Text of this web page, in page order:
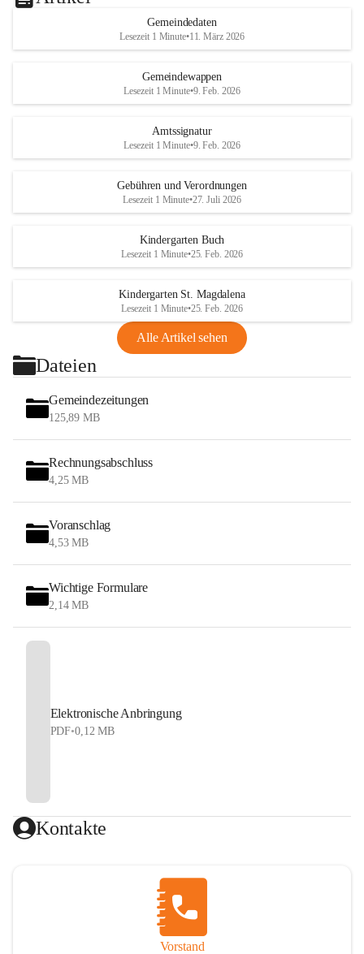
Gemeindedaten
Lesezeit 1 Minute•11. März 2026
Gemeindewappen
Lesezeit 1 Minute•9. Feb. 2026
Amtssignatur
Lesezeit 1 Minute•9. Feb. 2026
Gebühren und Verordnungen
Lesezeit 1 Minute•27. Juli 2026
Kindergarten Buch
Lesezeit 1 Minute•25. Feb. 2026
Kindergarten St. Magdalena
Lesezeit 1 Minute•25. Feb. 2026
Alle Artikel sehen
Dateien
Gemeindezeitungen
125,89 MB
Rechnungsabschluss
4,25 MB
Voranschlag
4,53 MB
Wichtige Formulare
2,14 MB
Elektronische Anbringung
PDF•0,12 MB
Kontakte
Vorstand